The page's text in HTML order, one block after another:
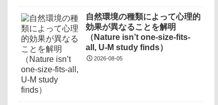
自然環境の種類によって心理的
効果が異なることを解明
（Nature isn’t one-size-fits-
all, U-M study finds）
2026-08-05